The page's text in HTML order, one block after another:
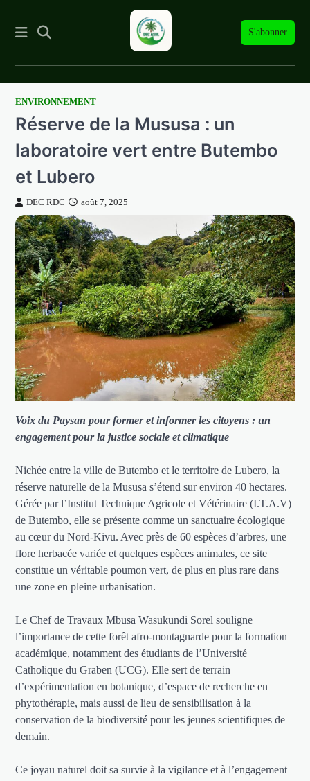
S'abonner
SkipENVIRONNEMENT
Réserve de la Mususa : un
laboratoire vert entre Butembo
et Lubero
DEC RDC août 7, 2025
Voix du Paysan pour former et informer les citoyens : un
engagement pour la justice sociale et climatique
Nichée entre la ville de Butembo et le territoire de Lubero, la
réserve naturelle de la Mususa s’étend sur environ 40 hectares.
Gérée par l’Institut Technique Agricole et Vétérinaire (I.T.A.V)
de Butembo, elle se présente comme un sanctuaire écologique
au cœur du Nord-Kivu. Avec près de 60 espèces d’arbres, une
flore herbacée variée et quelques espèces animales, ce site
constitue un véritable poumon vert, de plus en plus rare dans
une zone en pleine urbanisation.
Le Chef de Travaux Mbusa Wasukundi Sorel souligne
l’importance de cette forêt afro-montagnarde pour la formation
académique, notamment des étudiants de l’Université
Catholique du Graben (UCG). Elle sert de terrain
d’expérimentation en botanique, d’espace de recherche en
phytothérapie, mais aussi de lieu de sensibilisation à la
conservation de la biodiversité pour les jeunes scientifiques de
demain.
Ce joyau naturel doit sa survie à la vigilance et à l’engagement